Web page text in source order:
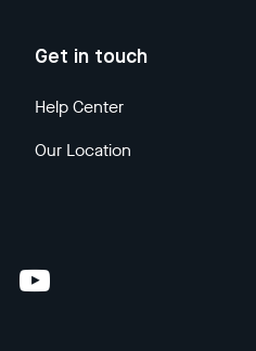
Get in touch
Help Center
Our Location